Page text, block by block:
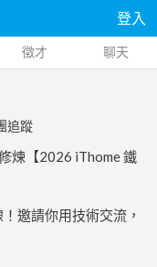
登入
徵才 聊天
追蹤
煉【2026 iThome 鐵
邀請你用技術交流，